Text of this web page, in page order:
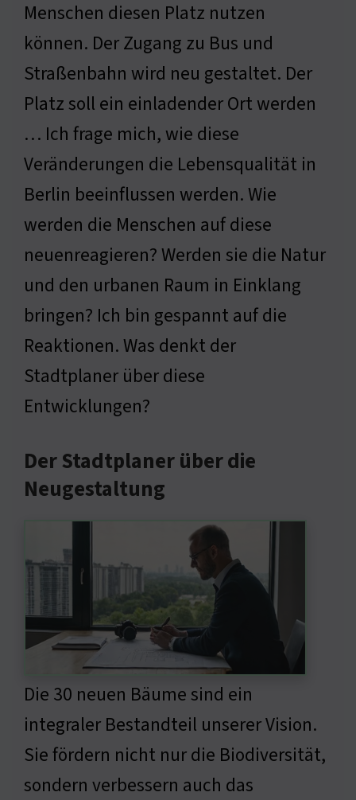
Menschen diesen Platz nutzen
können. Der Zugang zu Bus und
Straßenbahn wird neu gestaltet. Der
Platz soll ein einladender Ort werden
… Ich frage mich, wie diese
Veränderungen die Lebensqualität in
Berlin beeinflussen werden. Wie
werden die Menschen auf diese
neuenreagieren? Werden sie die Natur
und den urbanen Raum in Einklang
bringen? Ich bin gespannt auf die
Reaktionen. Was denkt der
Stadtplaner über diese
Entwicklungen?
Der Stadtplaner über die
Neugestaltung
Die 30 neuen Bäume sind ein
integraler Bestandteil unserer Vision.
Sie fördern nicht nur die Biodiversität,
sondern verbessern auch das